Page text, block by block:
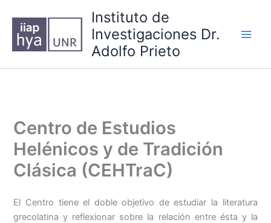
contenido
Instituto de
Investigaciones Dr.
Adolfo Prieto
Centro de Estudios
Helénicos y de Tradición
Clásica (CEHTraC)
El Centro tiene el doble objetivo de estudiar la literatura
grecolatina y reflexionar sobre la relación entre ésta y la